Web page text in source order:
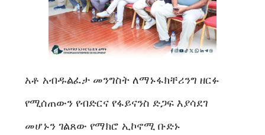
አቶ አብዱልፈታ መንግስት ለማኑፋክቸሪንግ ዘርፉ
የሚሰጠውን የብድርና የፋይናንስ ድጋፍ እያሳደገ
መሆኑን ገልጸው የማክሮ ኢኮኖሚ ቡድኑ